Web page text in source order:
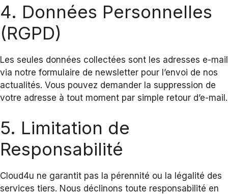
4. Données Personnelles
(RGPD)
Les seules données collectées sont les adresses e-mail
via notre formulaire de newsletter pour l’envoi de nos
actualités. Vous pouvez demander la suppression de
votre adresse à tout moment par simple retour d’e-mail.
5. Limitation de
Responsabilité
Cloud4u ne garantit pas la pérennité ou la légalité des
services tiers. Nous déclinons toute responsabilité en